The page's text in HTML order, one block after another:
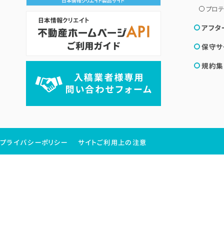
プロ
アフタ
保守サ
規約集
プライバシーポリシー サイトご利用上の注意